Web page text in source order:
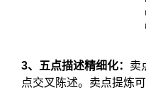
3、五点描述精细化： 卖
点交叉陈述。卖点提炼